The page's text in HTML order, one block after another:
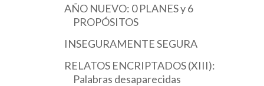
AÑO NUEVO: 0 PLANES y 6
PROPÓSITOS
INSEGURAMENTE SEGURA
RELATOS ENCRIPTADOS (XIII):
Palabras desaparecidas